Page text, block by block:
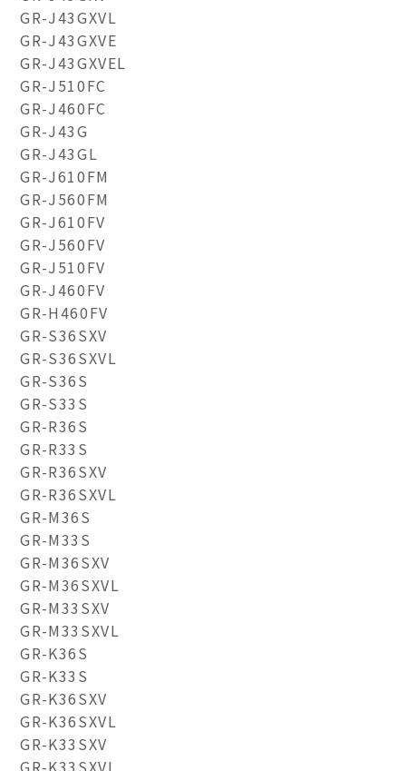
GR-J43GXVL
GR-J43GXVE
GR-J43GXVEL
GR-J510FC
GR-J460FC
GR-J43G
GR-J43GL
GR-J610FM
GR-J560FM
GR-J610FV
GR-J560FV
GR-J510FV
GR-J460FV
GR-H460FV
GR-S36SXV
GR-S36SXVL
GR-S36S
GR-S33S
GR-R36S
GR-R33S
GR-R36SXV
GR-R36SXVL
GR-M36S
GR-M33S
GR-M36SXV
GR-M36SXVL
GR-M33SXV
GR-M33SXVL
GR-K36S
GR-K33S
GR-K36SXV
GR-K36SXVL
GR-K33SXV
GR-K33SXVL